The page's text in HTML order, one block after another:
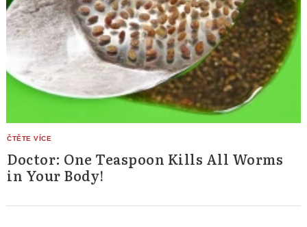
Doctor: One Teaspoon Kills All Worms
in Your Body!